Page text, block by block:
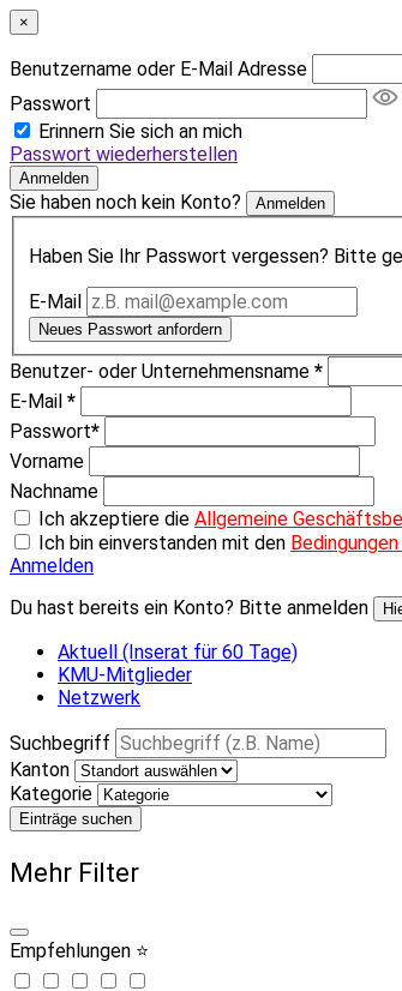
×
Benutzername oder E-Mail Adresse
Passwort
Erinnern Sie sich an mich
Passwort wiederherstellen
Anmelden
Sie haben noch kein Konto? Anmelden
Haben Sie Ihr Passwort vergessen? Bitte
E-Mail
Neues Passwort anfordern
Benutzer- oder Unternehmensname *
E-Mail *
Passwort*
Vorname
Nachname
Ich akzeptiere die Allgemeine
Ich bin einverstanden mit den
Anmelden
Du hast bereits ein Konto? Bitte anmelden
Aktuell (Inserat für 60 Tage)
KMU-Mitglieder
Netzwerk
Suchbegriff
Kanton
Kategorie
Einträge suchen
Mehr Filter
Empfehlungen ⭐